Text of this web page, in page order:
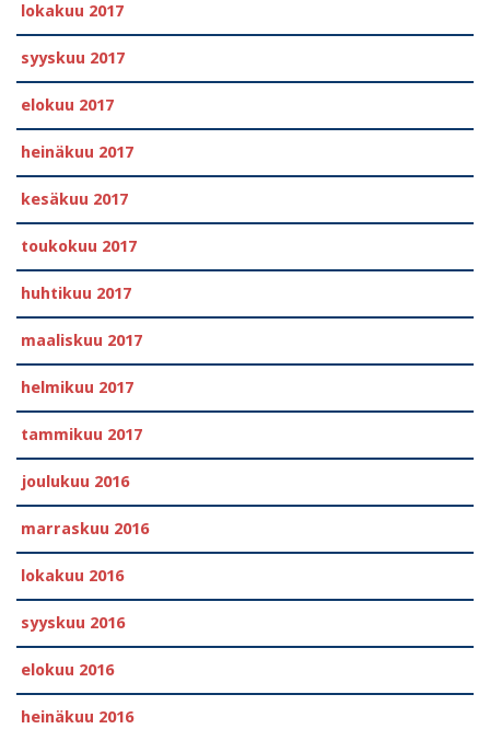
lokakuu 2017
syyskuu 2017
elokuu 2017
heinäkuu 2017
kesäkuu 2017
toukokuu 2017
huhtikuu 2017
maaliskuu 2017
helmikuu 2017
tammikuu 2017
joulukuu 2016
marraskuu 2016
lokakuu 2016
syyskuu 2016
elokuu 2016
heinäkuu 2016